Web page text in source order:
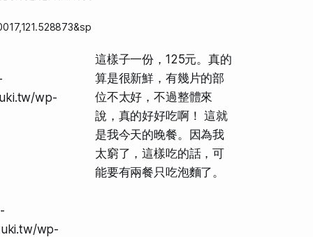
wp-
這樣子一份，125元。真的
算是很新鮮，有幾片的部
位不太好，不過整體來
說，真的好好吃啊！ 這就
是我今天的晚餐。因為我
太窮了，這樣吃的話，可
能要有兩餐只吃泡麵了。
wp-